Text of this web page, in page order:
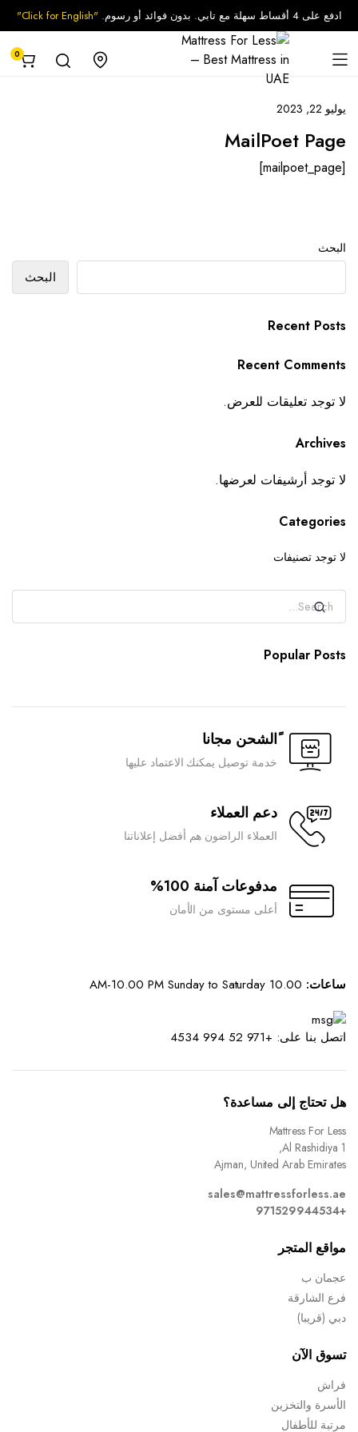
ادفع على 4 أقساط سهلة مع تابي. بدون فوائد أو رسوم. "Click for English"
0
يوليو 22, 2023
MailPoet Page
[mailpoet_page]
البحث
البحث
Recent Posts
Recent Comments
لا توجد تعليقات للعرض.
Archives
لا توجد أرشيفات لعرضها.
Categories
لا توجد تصنيفات
Popular Posts
ًالشحن مجانا
خدمة توصيل يمكنك الاعتماد عليها
دعم العملاء
العملاء الراضون هم أفضل إعلاناتنا
مدفوعات آمنة 100%
أعلى مستوى من الأمان
ساعات:
اتصل بنا على: +971 52 994 4534
هل تحتاج إلى مساعدة؟
Mattress For Less
Al Rashidiya 1,
Ajman, United Arab Emirates
sales@mattressforless.ae
+971529944534
مواقع المتجر
عجمان ب
فرع الشارقة
دبي (قريبا)
تسوق الآن
فراش
الأسرة والتخزين
مرتبة للأطفال